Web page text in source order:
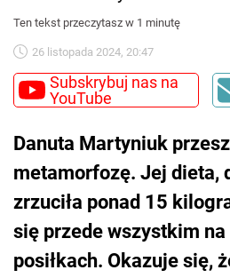
Ten tekst przeczytasz w 1 minutę
26 listopada 2024, 20:47
Subskrybuj nas na
YouTube
Danuta Martyniuk
metamorfozę. Jej dieta,
zrzuciła ponad 15
się przede wszystkim
posiłkach. Okazuje się,